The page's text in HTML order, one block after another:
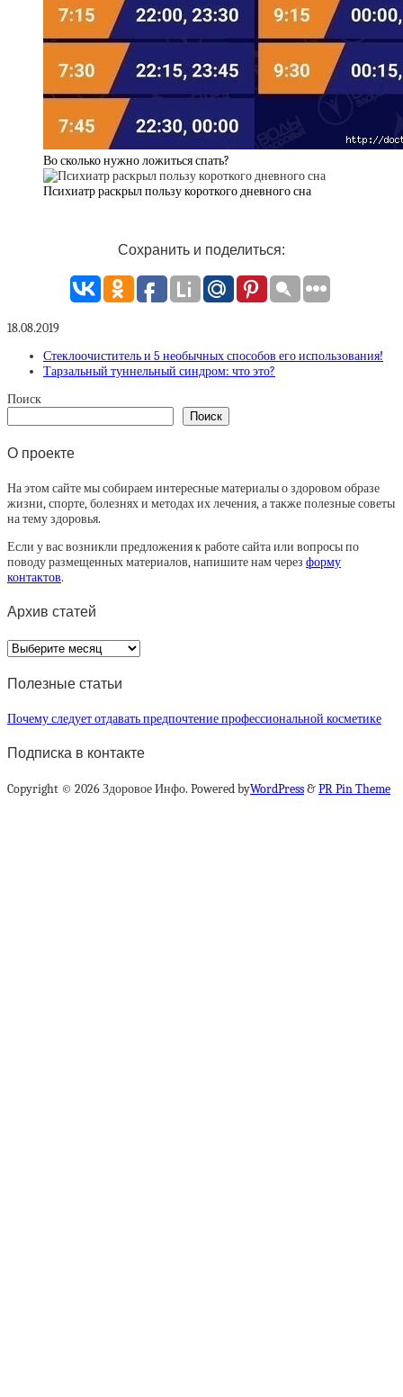
Во сколько нужно ложиться спать?
Психиатр раскрыл пользу короткого дневного сна
Сохранить и поделиться:
18.08.2019
Стеклоочиститель и 5 необычных способов его использования!
Тарзальный туннельный синдром: что это?
Поиск
Поиск
О проекте
На этом сайте мы собираем интересные материалы о здоровом образе
жизни, спорте, болезнях и методах их лечения, а также полезные советы
на тему здоровья.
Если у вас возникли предложения к работе сайта или вопросы по
поводу размещенных материалов, напишите нам через форму
контактов.
Архив статей
Архив
статей
Полезные статьи
Почему следует отдавать предпочтение профессиональной косметике
Подписка в контакте
Copyright © 2026 Здоровое Инфо. Powered byWordPress&PR Pin Theme